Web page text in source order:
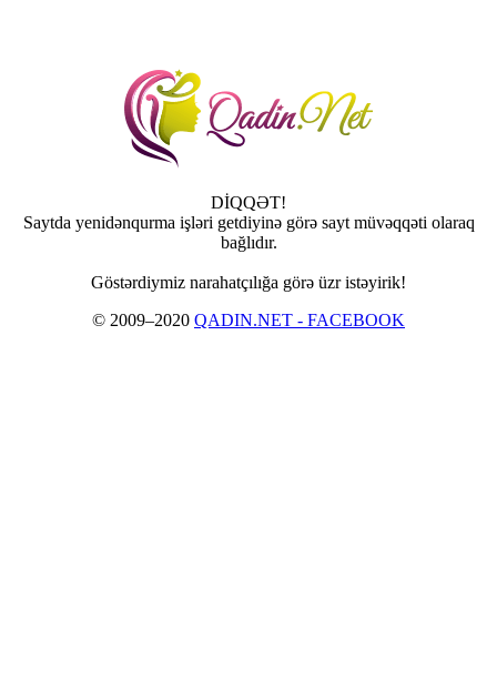
DİQQƏT!
Saytda yenidənqurma işləri getdiyinə görə sayt müvəqqəti olaraq
bağlıdır.
Göstərdiymiz narahatçılığa görə üzr istəyirik!
© 2009–2020 QADIN.NET - FACEBOOK